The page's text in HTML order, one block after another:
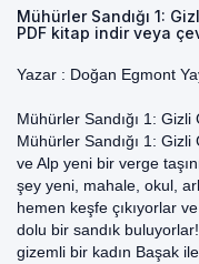
Mühürler Sandığı 1:
PDF kitap indir veya
Yazar : Doğan Egmont
Mühürler Sandığı 1:
Mühürler Sandığı 1:
ve Alp yeni bir verge
şey yeni, mahale, okul,
hemen keşfe çıkıyorlar
dolu bir sandık
gizemli bir kadın Başak